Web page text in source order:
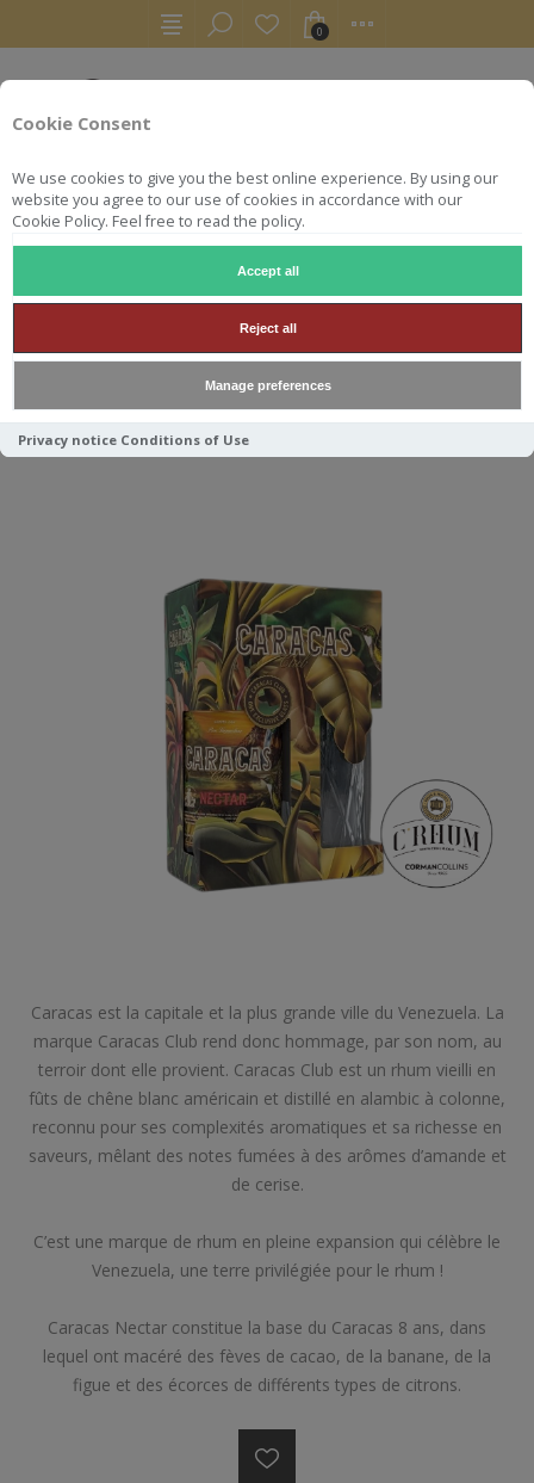
Cookie Consent
We use cookies to give you the best online experience. By using our
website you agree to our use of cookies in accordance with our
Cookie Policy. Feel free to read the policy.
Accept all
Reject all
Manage preferences
Privacy notice Conditions of Use
0
CARACAS NECTAR COFFRET +
2 VERRES
Caracas est la capitale et la plus grande ville du Venezuela. La
marque Caracas Club rend donc hommage, par son nom, au
terroir dont elle provient. Caracas Club est un rhum vieilli en
fûts de chêne blanc américain et distillé en alambic à colonne,
reconnu pour ses complexités aromatiques et sa richesse en
saveurs, mêlant des notes fumées à des arômes d’amande et
de cerise.
C’est une marque de rhum en pleine expansion qui célèbre le
Venezuela, une terre privilégiée pour le rhum !
Caracas Nectar constitue la base du Caracas 8 ans, dans
lequel ont macéré des fèves de cacao, de la banane, de la
figue et des écorces de différents types de citrons.